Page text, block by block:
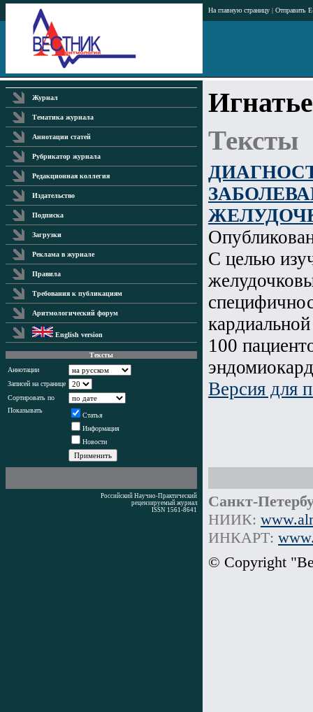
На главную страницу | Отправить
Журнал
Тематика журнала
Аннотации статей
Рубрикатор журнала
Редакционная коллегия
Издательство
Подписка
Загрузки
Реклама в журнале
Правила
Требования к публикациям
Аритмологический форум
English version
Тексты
Аннотации
Записей на странице
Сортировать по
Показывать
Статья
Информация
Новости
Тексты
С целью
100
Версия для
Российский Научно-Практический
рецензируемый журнал
ISSN 1561-8641
Санкт-
НИИК:
ИНКАРТ:
© Copyright